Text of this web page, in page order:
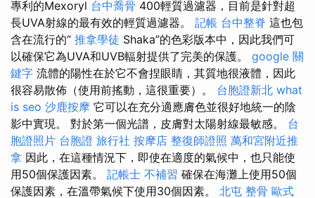
專利的Mexoryl 台中喬骨 400輕質過濾器，目前是針對超
長UVA射線的最有效的輕質過濾器。 記帳 台中整脊 這也包
含在流行的“ 推拿學徒 Shaka”的色彩版本中，因此我們可
以確保它為UVA和UVB輻射提供了完美的保護。 google 關
鍵字 流體的陽性在於它不會捏眼睛，其質地很液體，因此
很容易散佈（使用前搖動，這很重要）。 台胞證新北 what
is seo 沙鹿按摩 它可以在充分適應膚色並很好地統一的陰
影中實現。 對於第一個光譜，皮膚對太陽射線最敏感。 台
胞證照片 台胞證 旅行社 按摩店 整復師證照 萬和宮附近推
拿 因此，在這種情況下，即使在適度的氣候中，也只能使
用50個保護因素。 記帳士 不補習 確保在海灘上使用50個
保護因素，在溫帶氣候下使用30個因素。 北屯 整骨 歐式